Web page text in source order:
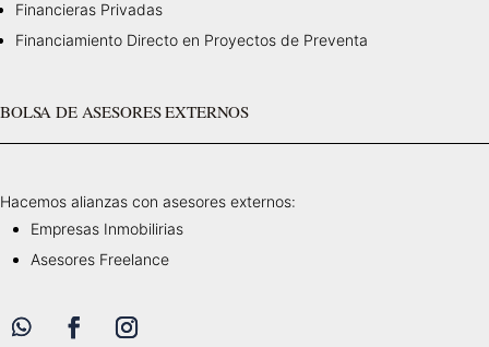
Financieras Privadas
Financiamiento Directo en Proyectos de Preventa
BOLSA DE ASESORES EXTERNOS
Hacemos alianzas con asesores externos:
Empresas Inmobilirias
Asesores Freelance